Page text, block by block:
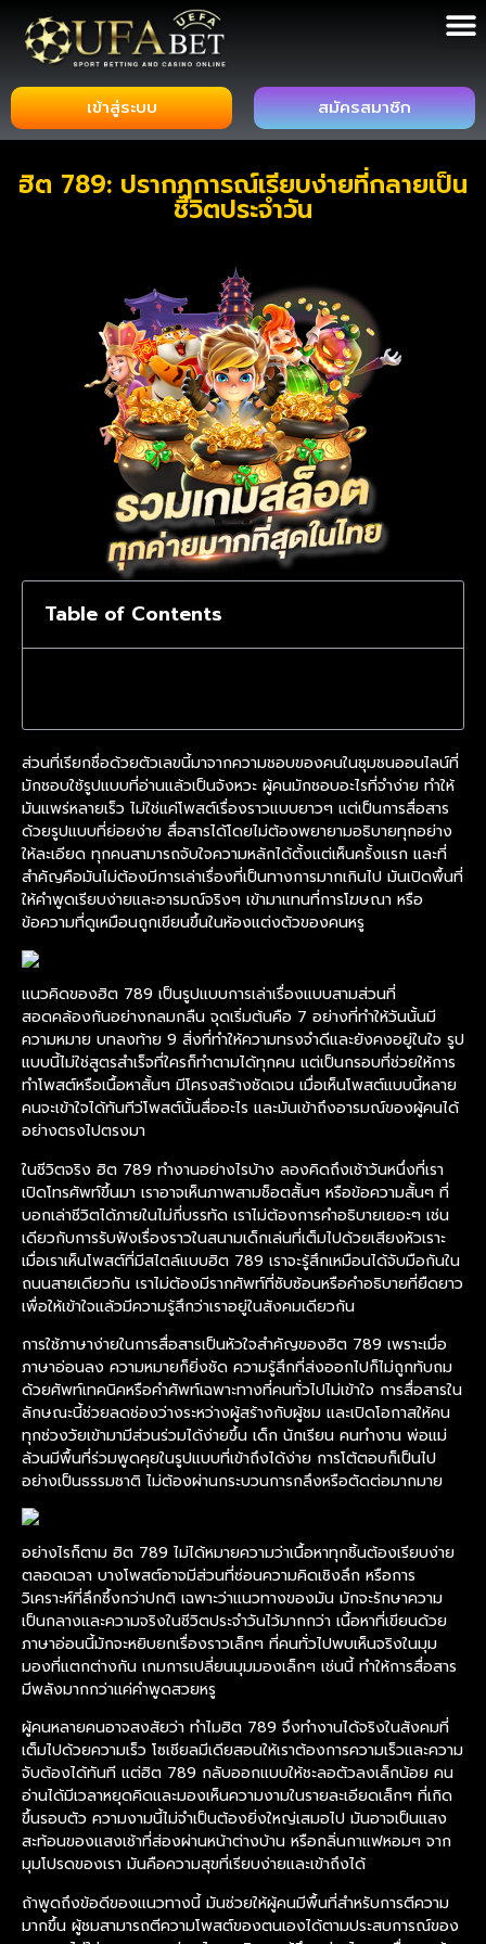
เข้าสู่ระบบ สมัครสมาชิก
ฮิต 789: ปรากฏการณ์เรียบง่ายที่กลายเป็น
ชีวิตประจำวัน
Table of Contents
ส่วนที่เรียกชื่อด้วยตัวเลขนี้มาจากความชอบของคนในชุมชนออนไลน์ที่
มักชอบใช้รูปแบบที่อ่านแล้วเป็นจังหวะ ผู้คนมักชอบอะไรที่จำง่าย ทำให้
มันแพร่หลายเร็ว ไม่ใช่แค่โพสต์เรื่องราวแบบยาวๆ แต่เป็นการสื่อสาร
ด้วยรูปแบบที่ย่อยง่าย สื่อสารได้โดยไม่ต้องพยายามอธิบายทุกอย่าง
ให้ละเอียด ทุกคนสามารถจับใจความหลักได้ตั้งแต่เห็นครั้งแรก และที่
สำคัญคือมันไม่ต้องมีการเล่าเรื่องที่เป็นทางการมากเกินไป มันเปิดพื้นที่
ให้คำพูดเรียบง่ายและอารมณ์จริงๆ เข้ามาแทนที่การโฆษณา หรือ
ข้อความที่ดูเหมือนถูกเขียนขึ้นในห้องแต่งตัวของคนหรู
แนวคิดของฮิต 789 เป็นรูปแบบการเล่าเรื่องแบบสามส่วนที่
สอดคล้องกันอย่างกลมกลืน จุดเริ่มต้นคือ 7 อย่างที่ทำให้วันนั้นมี
ความหมาย บทลงท้าย 9 สิ่งที่ทำให้ความทรงจำดีและยังคงอยู่ในใจ รูป
แบบนี้ไม่ใช่สูตรสำเร็จที่ใครก็ทำตามได้ทุกคน แต่เป็นกรอบที่ช่วยให้การ
ทำโพสต์หรือเนื้อหาสั้นๆ มีโครงสร้างชัดเจน เมื่อเห็นโพสต์แบบนี้หลาย
คนจะเข้าใจได้ทันทีว่โพสต์นั้นสื่ออะไร และมันเข้าถึงอารมณ์ของผู้คนได้
อย่างตรงไปตรงมา
ในชีวิตจริง ฮิต 789 ทำงานอย่างไรบ้าง ลองคิดถึงเช้าวันหนึ่งที่เรา
เปิดโทรศัพท์ขึ้นมา เราอาจเห็นภาพสามช็อตสั้นๆ หรือข้อความสั้นๆ ที่
บอกเล่าชีวิตได้ภายในไม่กี่บรรทัด เราไม่ต้องการคำอธิบายเยอะๆ เช่น
เดียวกับการรับฟังเรื่องราวในสนามเด็กเล่นที่เต็มไปด้วยเสียงหัวเราะ
เมื่อเราเห็นโพสต์ที่มีสไตล์แบบฮิต 789 เราจะรู้สึกเหมือนได้จับมือกันใน
ถนนสายเดียวกัน เราไม่ต้องมีรากศัพท์ที่ซับซ้อนหรือคำอธิบายที่ยืดยาว
เพื่อให้เข้าใจแล้วมีความรู้สึกว่าเราอยู่ในสังคมเดียวกัน
การใช้ภาษาง่ายในการสื่อสารเป็นหัวใจสำคัญของฮิต 789 เพราะเมื่อ
ภาษาอ่อนลง ความหมายก็ยิ่งชัด ความรู้สึกที่ส่งออกไปก็ไม่ถูกทับถม
ด้วยศัพท์เทคนิคหรือคำศัพท์เฉพาะทางที่คนทั่วไปไม่เข้าใจ การสื่อสารใน
ลักษณะนี้ช่วยลดช่องว่างระหว่างผู้สร้างกับผู้ชม และเปิดโอกาสให้คน
ทุกช่วงวัยเข้ามามีส่วนร่วมได้ง่ายขึ้น เด็ก นักเรียน คนทำงาน พ่อแม่
ล้วนมีพื้นที่ร่วมพูดคุยในรูปแบบที่เข้าถึงได้ง่าย การโต้ตอบก็เป็นไป
อย่างเป็นธรรมชาติ ไม่ต้องผ่านกระบวนการกลึงหรือตัดต่อมากมาย
อย่างไรก็ตาม ฮิต 789 ไม่ได้หมายความว่าเนื้อหาทุกชิ้นต้องเรียบง่าย
ตลอดเวลา บางโพสต์อาจมีส่วนที่ซ่อนความคิดเชิงลึก หรือการ
วิเคราะห์ที่ลึกซึ้งกว่าปกติ เฉพาะว่าแนวทางของมัน มักจะรักษาความ
เป็นกลางและความจริงในชีวิตประจำวันไว้มากกว่า เนื้อหาที่เขียนด้วย
ภาษาอ่อนนี้มักจะหยิบยกเรื่องราวเล็กๆ ที่คนทั่วไปพบเห็นจริงในมุม
มองที่แตกต่างกัน เกมการเปลี่ยนมุมมองเล็กๆ เช่นนี้ ทำให้การสื่อสาร
มีพลังมากกว่าแค่คำพูดสวยหรู
ผู้คนหลายคนอาจสงสัยว่า ทำไมฮิต 789 จึงทำงานได้จริงในสังคมที่
เต็มไปด้วยความเร็ว โซเชียลมีเดียสอนให้เราต้องการความเร็วและความ
จับต้องได้ทันที แต่ฮิต 789 กลับออกแบบให้ชะลอตัวลงเล็กน้อย คน
อ่านได้มีเวลาหยุดคิดและมองเห็นความงามในรายละเอียดเล็กๆ ที่เกิด
ขึ้นรอบตัว ความงามนี้ไม่จำเป็นต้องยิ่งใหญ่เสมอไป มันอาจเป็นแสง
สะท้อนของแสงเช้าที่ส่องผ่านหน้าต่างบ้าน หรือกลิ่นกาแฟหอมๆ จาก
มุมโปรดของเรา มันคือความสุขที่เรียบง่ายและเข้าถึงได้
ถ้าพูดถึงข้อดีของแนวทางนี้ มันช่วยให้ผู้คนมีพื้นที่สำหรับการตีความ
มากขึ้น ผู้ชมสามารถตีความโพสต์ของตนเองได้ตามประสบการณ์ของ